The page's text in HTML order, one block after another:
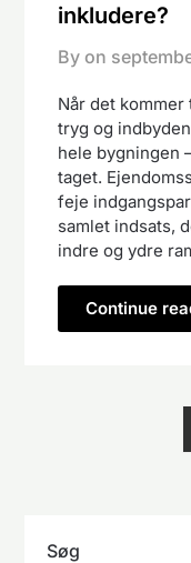
inkludere?
By on
Når det
tryg og
hele bygningen
taget.
feje
samlet indsats,
indre og ydre
Continue
Søg